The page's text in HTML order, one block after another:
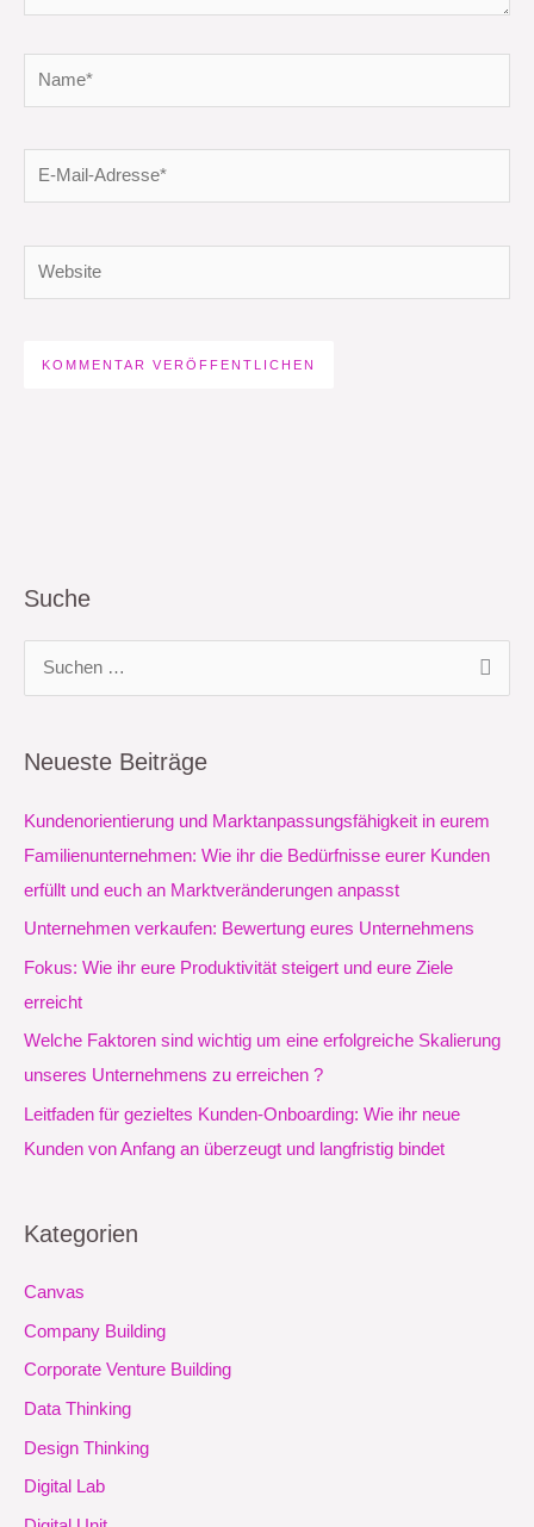
Mail-
Suche
e
n
Neueste Beiträge
Kundenorientierung und Marktanpassungsfähigkeit in eurem
Familienunternehmen: Wie ihr die Bedürfnisse eurer Kunden
erfüllt und euch an Marktveränderungen anpasst
Unternehmen verkaufen: Bewertung eures Unternehmens
Fokus: Wie ihr eure Produktivität steigert und eure Ziele
erreicht
Welche Faktoren sind wichtig um eine erfolgreiche Skalierung
unseres Unternehmens zu erreichen ?
Leitfaden für gezieltes Kunden-Onboarding: Wie ihr neue
Kunden von Anfang an überzeugt und langfristig bindet
Kategorien
Canvas
Company Building
Corporate Venture Building
Data Thinking
Design Thinking
Digital Lab